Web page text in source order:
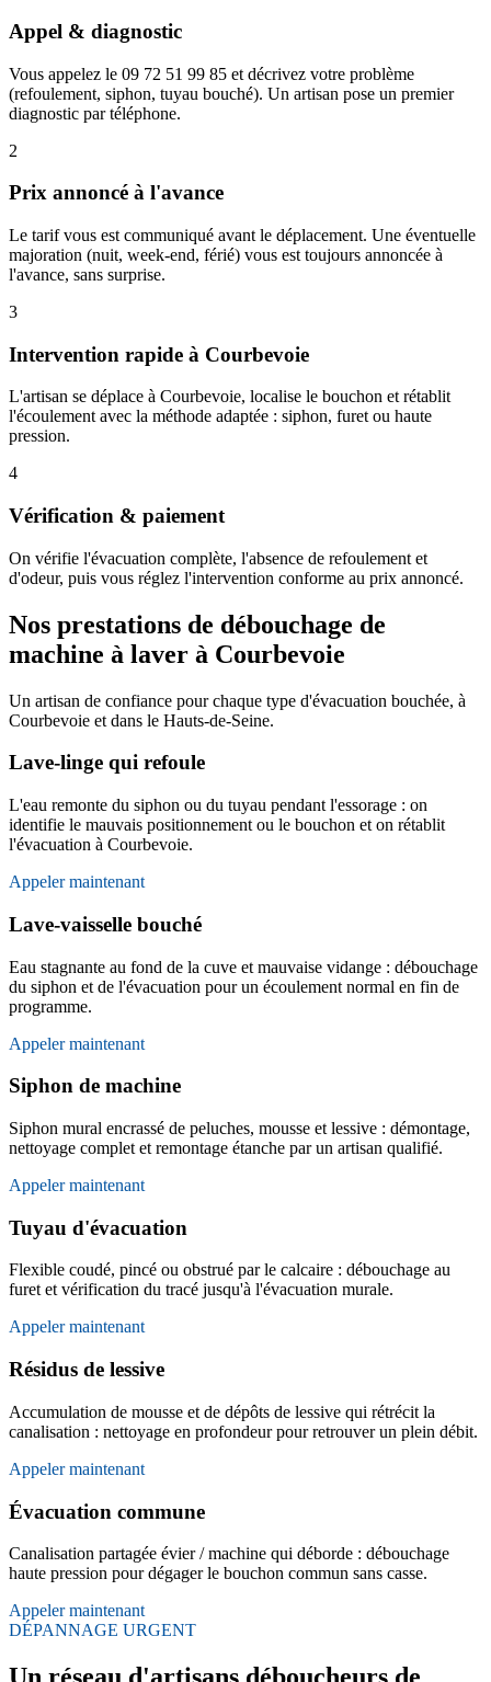
Appel & diagnostic
Vous appelez le 09 72 51 99 85 et décrivez votre problème
(refoulement, siphon, tuyau bouché). Un artisan pose un premier
diagnostic par téléphone.
2
Prix annoncé à l'avance
Le tarif vous est communiqué avant le déplacement. Une éventuelle
majoration (nuit, week-end, férié) vous est toujours annoncée à
l'avance, sans surprise.
3
Intervention rapide à Courbevoie
L'artisan se déplace à Courbevoie, localise le bouchon et rétablit
l'écoulement avec la méthode adaptée : siphon, furet ou haute
pression.
4
Vérification & paiement
On vérifie l'évacuation complète, l'absence de refoulement et
d'odeur, puis vous réglez l'intervention conforme au prix annoncé.
Nos prestations de débouchage de
machine à laver à Courbevoie
Un artisan de confiance pour chaque type d'évacuation bouchée, à
Courbevoie et dans le Hauts-de-Seine.
Lave-linge qui refoule
L'eau remonte du siphon ou du tuyau pendant l'essorage : on
identifie le mauvais positionnement ou le bouchon et on rétablit
l'évacuation à Courbevoie.
Appeler maintenant
Lave-vaisselle bouché
Eau stagnante au fond de la cuve et mauvaise vidange : débouchage
du siphon et de l'évacuation pour un écoulement normal en fin de
programme.
Appeler maintenant
Siphon de machine
Siphon mural encrassé de peluches, mousse et lessive : démontage,
nettoyage complet et remontage étanche par un artisan qualifié.
Appeler maintenant
Tuyau d'évacuation
Flexible coudé, pincé ou obstrué par le calcaire : débouchage au
furet et vérification du tracé jusqu'à l'évacuation murale.
Appeler maintenant
Résidus de lessive
Accumulation de mousse et de dépôts de lessive qui rétrécit la
canalisation : nettoyage en profondeur pour retrouver un plein débit.
Appeler maintenant
Évacuation commune
Canalisation partagée évier / machine qui déborde : débouchage
haute pression pour dégager le bouchon commun sans casse.
Appeler maintenant
DÉPANNAGE URGENT